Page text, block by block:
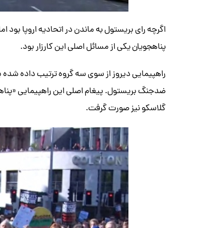
اگرچه رای بریستول به ماندن در اتحادیه اروپا
پناهجویان یکی از مسائل اصلی این کارزار بود.
راهپیمایی دیروز از سوی سه گروه ترتیب داده
ضدجنگ بریستول. پیغام اصلی این راهپیمایی
گلاسکو نیز صورت گرفت.